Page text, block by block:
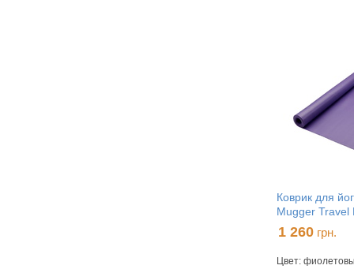
Коврик для
Mugger Travel
1 260 грн.
Цвет: